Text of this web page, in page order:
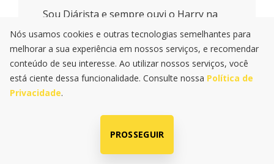
Sou Diárista e sempre ouvi o Harry na
mix principal a música Golden tenho fé
que a mix vai me presentear com esse
presente de Deus até porque é no dia do
meu aniversário bjos Mix
Responder
Nós usamos cookies e outras tecnologias semelhantes para
melhorar a sua experiência em nossos serviços, e recomendar
conteúdo de seu interesse. Ao utilizar nossos serviços, você
está ciente dessa funcionalidade. Consulte nossa Política de
Privacidade.
PROSSEGUIR